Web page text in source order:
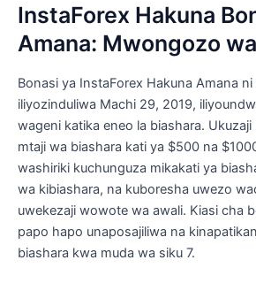
InstaForex Hakuna
Amana: Mwongozo
Bonasi ya InstaForex Hakuna Amana
iliyozinduliwa Machi 29, 2019,
wageni katika eneo la biashara.
mtaji wa biashara kati ya $500 na
washiriki kuchunguza mikakati ya
wa kibiashara, na kuboresha uwezo
uwekezaji wowote wa awali. Kiasi cha
papo hapo unaposajiliwa na
biashara kwa muda wa siku 7.